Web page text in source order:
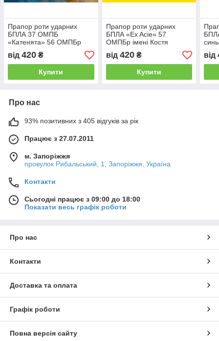
Прапор роти ударних
БПЛА 37 ОМПБ
«Катенята» 56 ОМПБр
ЗСУ синьо-жовтий
світанок
від 420 ₴
Купити
Прапор роти ударних
БПЛА «Ex Acie» 57
ОМПБр імені Костя
Гордієнка ЗСУ синьо-
жовтий
від 420₴
Купити
від
Про нас
93% позитивних з 405 відгуків за рік
Працює з 27.07.2011
м. Запоріжжя
провулок Рибальський, 1, Запоріжжя, Україна
Контакти
Сьогодні працює з 09:00 до 18:00
Показати весь графік роботи
Про нас
Контакти
Доставка та оплата
Графік роботи
Повна версія сайту